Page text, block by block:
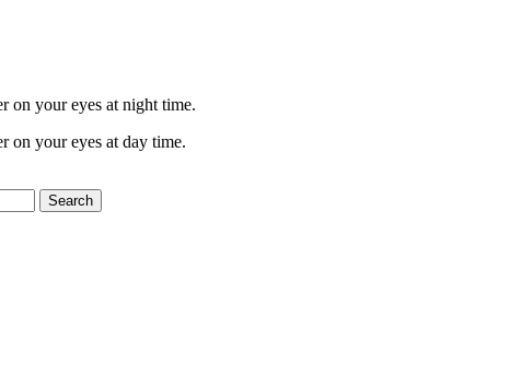
on your eyes at night time.
on your eyes at day time.
Search